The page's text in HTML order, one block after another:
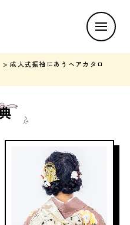
>成人式振袖にあうヘアカタロ